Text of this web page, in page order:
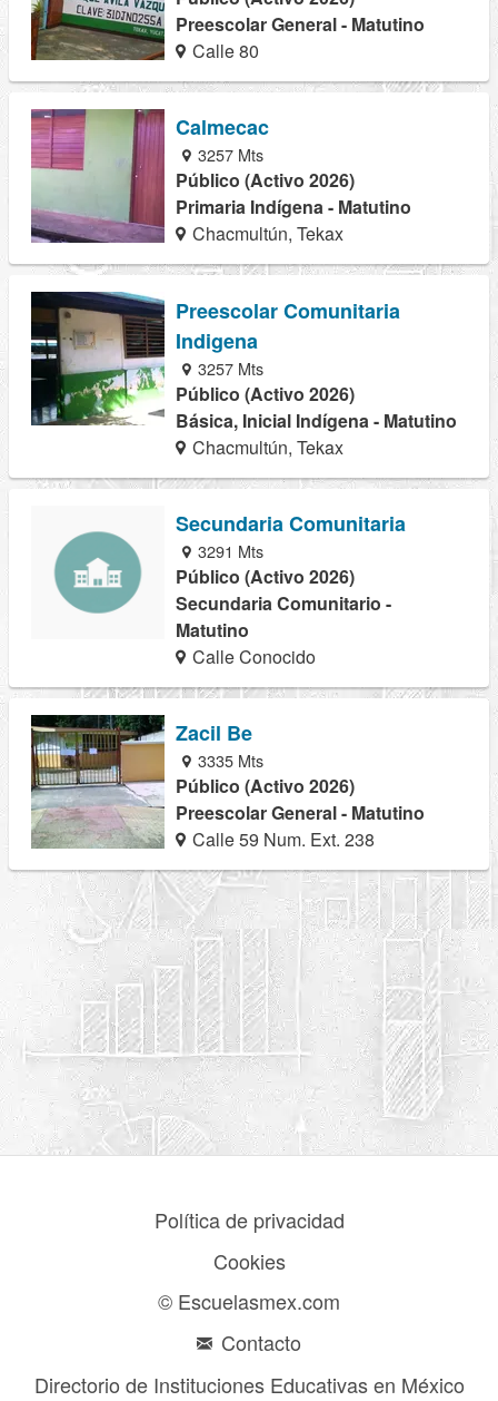
Preescolar General - Matutino
Calle 80
Calmecac
3257 Mts
Público (Activo 2026)
Primaria Indígena - Matutino
Chacmultún, Tekax
Preescolar Comunitaria
Indigena
3257 Mts
Público (Activo 2026)
Básica, Inicial Indígena - Matutino
Chacmultún, Tekax
Secundaria Comunitaria
3291 Mts
Público (Activo 2026)
Secundaria Comunitario -
Matutino
Calle Conocido
Zacil Be
3335 Mts
Público (Activo 2026)
Preescolar General - Matutino
Calle 59 Num. Ext. 238
Política de privacidad
Cookies
© Escuelasmex.com
Contacto
Directorio de Instituciones Educativas en México